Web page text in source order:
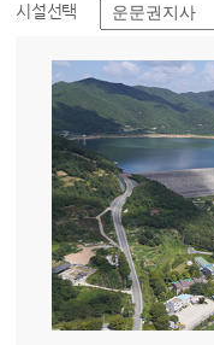
시설선택